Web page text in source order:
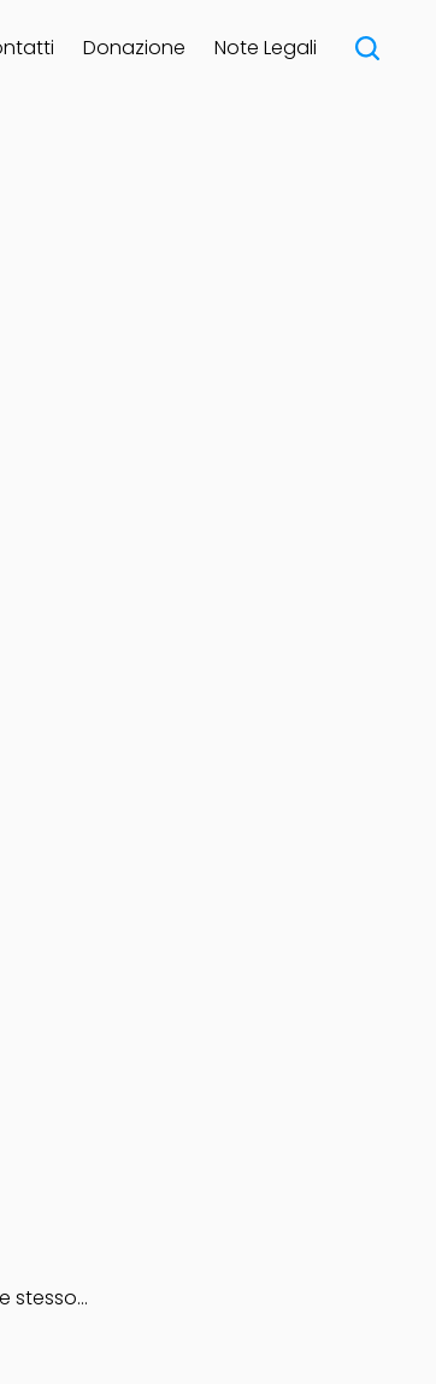
Donazione Note Legali
stesso…